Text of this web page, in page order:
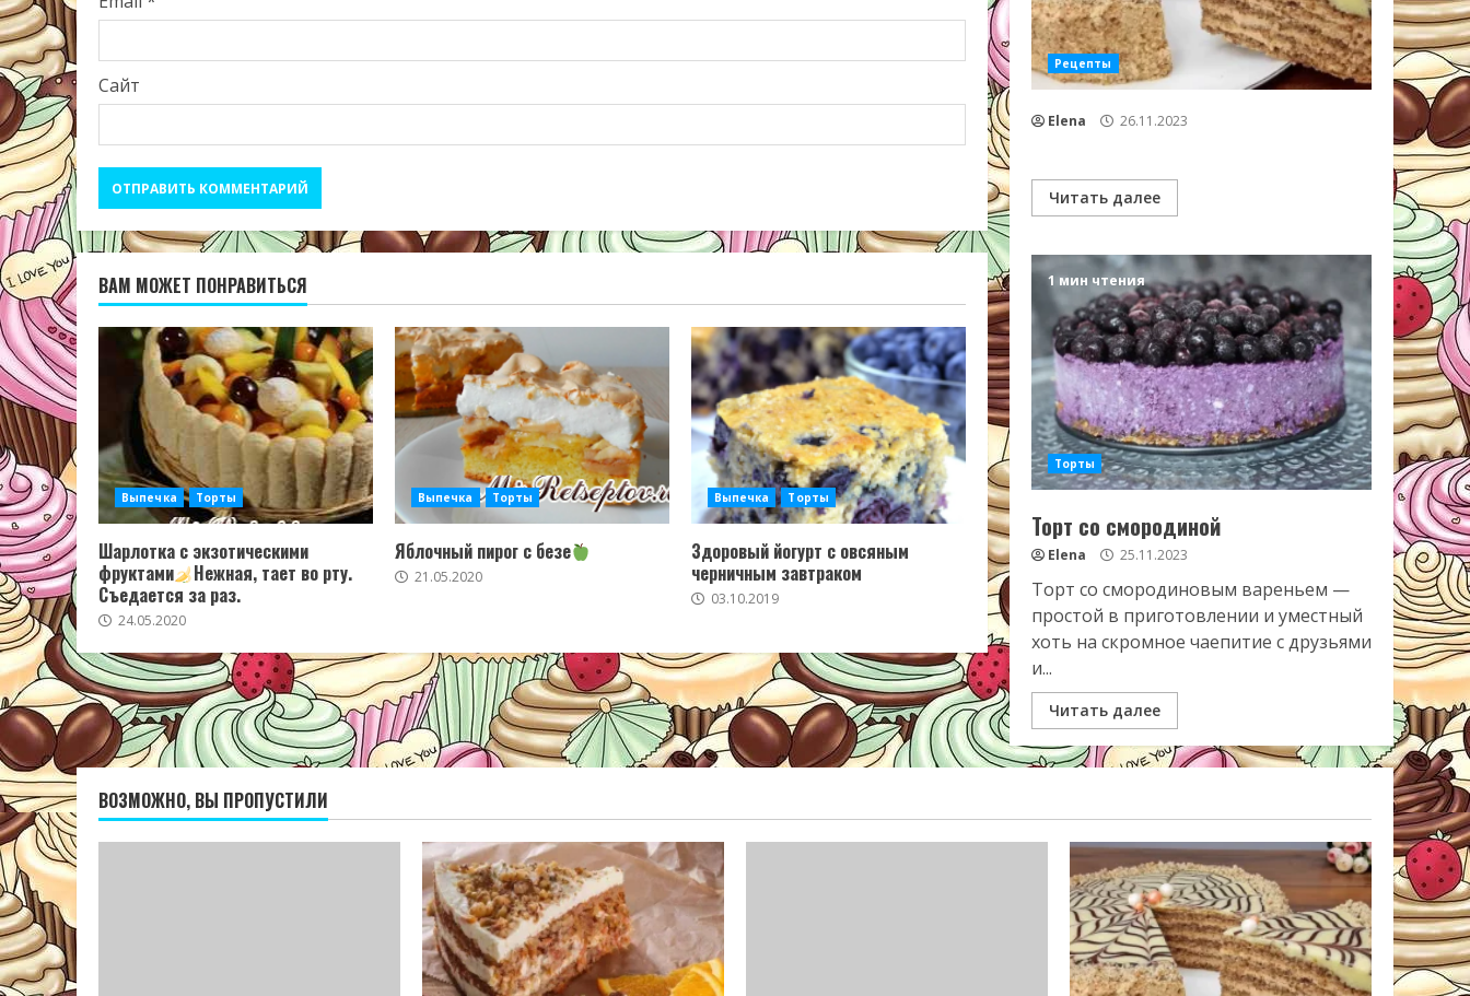
Сайт
ВАМ МОЖЕТ ПОНРАВИТЬСЯ
Выпечка Торты
Шарлотка с экзотическими
фруктами
Нежная, тает во рту.
Съедается за раз.
24.05.2020
Выпечка Торты
Яблочный пирог с безе
21.05.2020
Выпечка Торты
Здоровый йогурт с овсяным
черничным завтраком
03.10.2019
Рецепты
Elena 26.11.2023
Читать далее
1 мин чтения
Торты
Торт со смородиной
Elena 25.11.2023
Торт со смородиновым вареньем —
простой в приготовлении и уместный
хоть на скромное чаепитие с друзьями
и...
Читать далее
ВОЗМОЖНО, ВЫ ПРОПУСТИЛИ